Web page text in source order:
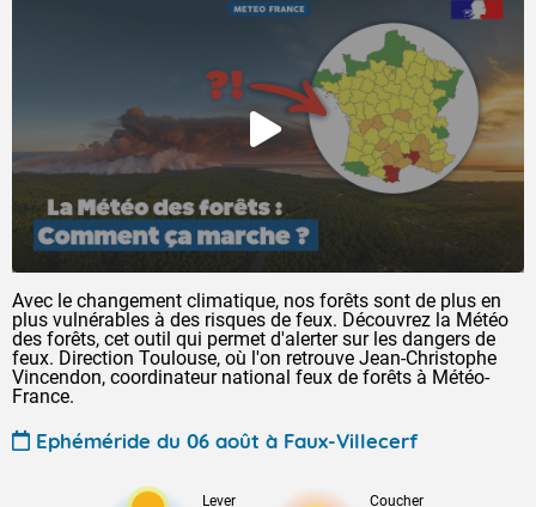
Avec le changement climatique, nos forêts sont de plus en
plus vulnérables à des risques de feux. Découvrez la Météo
des forêts, cet outil qui permet d'alerter sur les dangers de
feux. Direction Toulouse, où l'on retrouve Jean-Christophe
Vincendon, coordinateur national feux de forêts à Météo-
France.
Ephéméride du 06 août à Faux-Villecerf
Lever Coucher